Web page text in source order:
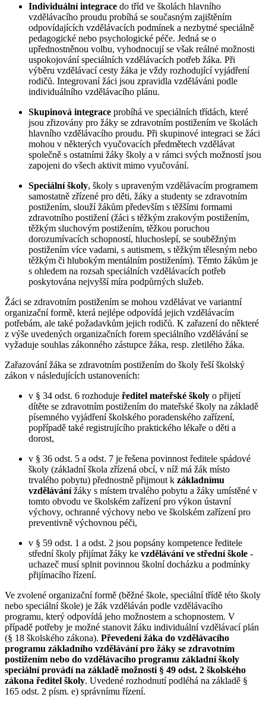
Individuální integrace do tříd ve školách hlavního
vzdělávacího proudu probíhá se současným zajištěním
odpovídajících vzdělávacích podmínek a nezbytné speciálně
pedagogické nebo psychologické péče. Jedná se o
upřednostněnou volbu, vyhodnocují se však reálné možnosti
uspokojování speciálních vzdělávacích potřeb žáka. Při
výběru vzdělávací cesty žáka je vždy rozhodující vyjádření
rodičů. Integrovaní žáci jsou zpravidla vzděláváni podle
individuálního vzdělávacího plánu.
Skupinová integrace probíhá ve speciálních třídách, které
jsou zřizovány pro žáky se zdravotním postižením ve školách
hlavního vzdělávacího proudu. Při skupinové integraci se žáci
mohou v některých vyučovacích předmětech vzdělávat
společně s ostatními žáky školy a v rámci svých možností jsou
zapojeni do všech aktivit mimo vyučování.
Speciální školy, školy s upraveným vzdělávacím programem
samostatně zřízené pro děti, žáky a studenty se zdravotním
postižením, slouží žákům především s těžšími formami
zdravotního postižení (žáci s těžkým zrakovým postižením,
těžkým sluchovým postižením, těžkou poruchou
dorozumívacích schopností, hluchoslepí, se souběžným
postižením více vadami, s autismem, s těžkým tělesným nebo
těžkým či hlubokým mentálním postižením). Těmto žákům je
s ohledem na rozsah speciálních vzdělávacích potřeb
poskytována nejvyšší míra podpůrných služeb.
Žáci se zdravotním postižením se mohou vzdělávat ve variantní
organizační formě, která nejlépe odpovídá jejich vzdělávacím
potřebám, ale také požadavkům jejich rodičů. K zařazení do některé
z výše uvedených organizačních forem speciálního vzdělávání se
vyžaduje souhlas zákonného zástupce žáka, resp. zletilého žáka.
Zařazování žáka se zdravotním postižením do školy řeší školský
zákon v následujících ustanoveních:
v § 34 odst. 6 rozhoduje ředitel mateřské školy o přijetí
dítěte se zdravotním postižením do mateřské školy na základě
písemného vyjádření školského poradenského zařízení,
popřípadě také registrujícího praktického lékaře o děti a
dorost,
v § 36 odst. 5 a odst. 7 je řešena povinnost ředitele spádové
školy (základní škola zřízená obcí, v níž má žák místo
trvalého pobytu) přednostně přijmout k základnímu
vzdělávánížáky s místem trvalého pobytu a žáky umístěné v
tomto obvodu ve školském zařízení pro výkon ústavní
výchovy, ochranné výchovy nebo ve školském zařízení pro
preventivně výchovnou péči,
v § 59 odst. 1 a odst. 2 jsou popsány kompetence ředitele
střední školy přijímat žáky ke vzdělávání ve střední škole -
uchazeč musí splnit povinnou školní docházku a podmínky
přijímacího řízení.
Ve zvolené organizační formě (běžné škole, speciální třídě této školy
nebo speciální škole) je žák vzděláván podle vzdělávacího
programu, který odpovídá jeho možnostem a schopnostem. V
případě potřeby je možné stanovit žáku individuální vzdělávací plán
(§ 18 školského zákona). Převedení žáka do vzdělávacího
programu základního vzdělávání pro žáky se zdravotním
postižením nebo do vzdělávacího programu základní školy
speciální provádí na základě možnosti § 49 odst. 2 školského
zákona ředitel školy. Uvedené rozhodnutí podléhá na základě §
165 odst. 2 písm. e) správnímu řízení.